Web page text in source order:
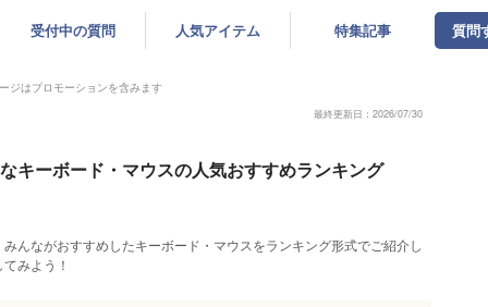
受付中の質問 人気アイテム 特集記事 質問
ジはプロモーションを含みます
最終更新日：2026/07/30
キーボード・マウスの人気おすすめランキング
んながおすすめしたキーボード・マウスをランキング形式でご紹介し
みよう！